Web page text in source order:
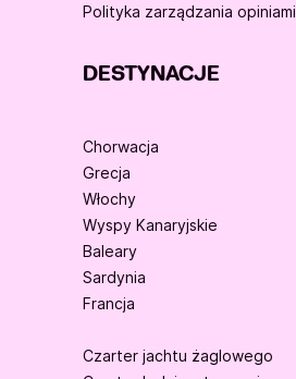
Polityka zarządzania opiniami
DESTYNACJE
Chorwacja
Grecja
Włochy
Wyspy Kanaryjskie
Baleary
Sardynia
Francja
Czarter jachtu żaglowego